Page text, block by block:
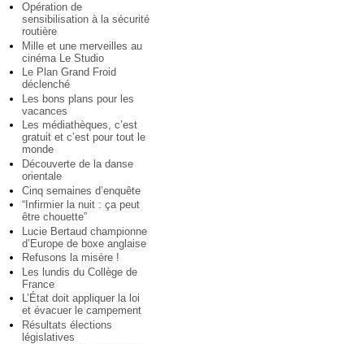
Opération de
sensibilisation à la sécurité
routière
Mille et une merveilles au
cinéma Le Studio
Le Plan Grand Froid
déclenché
Les bons plans pour les
vacances
Les médiathèques, c’est
gratuit et c’est pour tout le
monde
Découverte de la danse
orientale
Cinq semaines d’enquête
“Infirmier la nuit : ça peut
être chouette”
Lucie Bertaud championne
d’Europe de boxe anglaise
Refusons la misère !
Les lundis du Collège de
France
L’État doit appliquer la loi
et évacuer le campement
Résultats élections
législatives